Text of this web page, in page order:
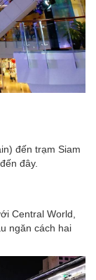
đến trạm Siam
đây.
Central World,
ngăn cách hai